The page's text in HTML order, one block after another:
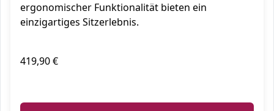
ergonomischer Funktionalität bieten ein
einzigartiges Sitzerlebnis.
419,90 €